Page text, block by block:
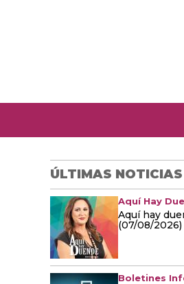
ÚLTIMAS NOTICIAS
Aquí Hay
Aquí hay
(07/08/2026)
Boletines